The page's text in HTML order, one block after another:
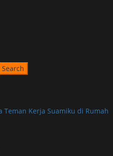
Teman Kerja Suamiku di Rumah